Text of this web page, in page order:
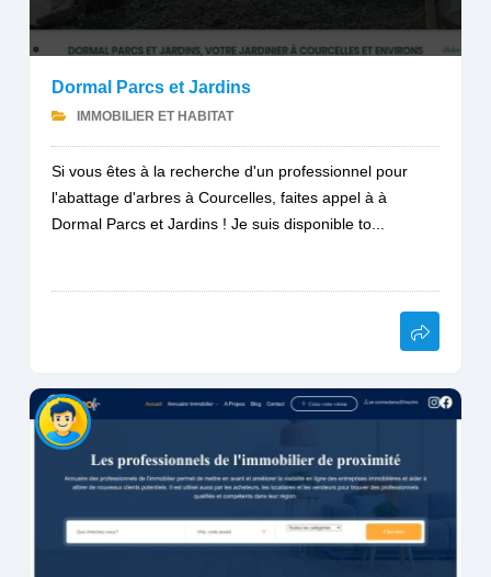
Dormal Parcs et Jardins
IMMOBILIER ET HABITAT
Si vous êtes à la recherche d'un professionnel pour
l'abattage d'arbres à Courcelles, faites appel à à
Dormal Parcs et Jardins ! Je suis disponible to...